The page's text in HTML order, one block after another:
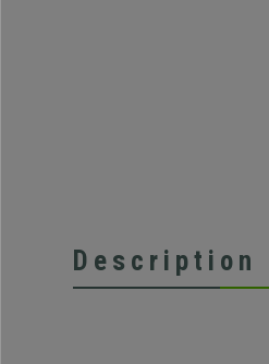
Description